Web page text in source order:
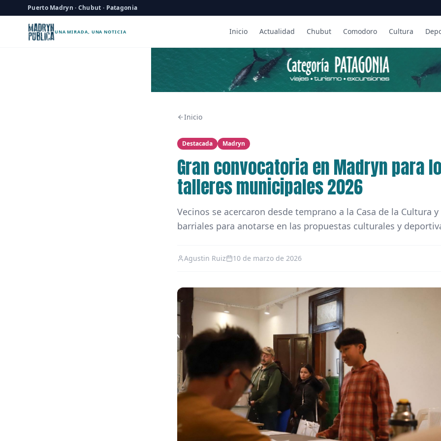
Puerto Madryn · Chubut · Patagonia
UNA MIRADA, UNA NOTICIA Inicio Actualidad Chubut Comodoro Cultura
Inicio
Destacada Madryn
Gran convocatoria en Madryn para
talleres municipales 2026
Vecinos se acercaron desde temprano a la Casa de la Cultura y
barriales para anotarse en las propuestas culturales y
Agustin Ruiz 10 de marzo de 2026